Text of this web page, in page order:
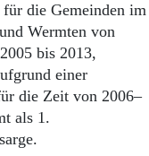
die Gemeinden im
Wermten von
bis 2013,
einer
die Zeit von 2006–
als 1.